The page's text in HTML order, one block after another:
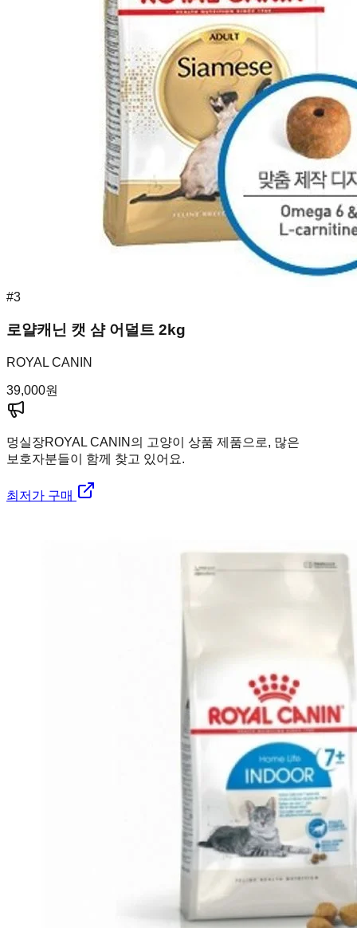
#3
로얄캐닌 캣 샴 어덜트 2kg
ROYAL CANIN
39,000원
멍실장ROYAL CANIN의 고양이 상품 제품으로, 많은
보호자분들이 함께 찾고 있어요.
최저가 구매